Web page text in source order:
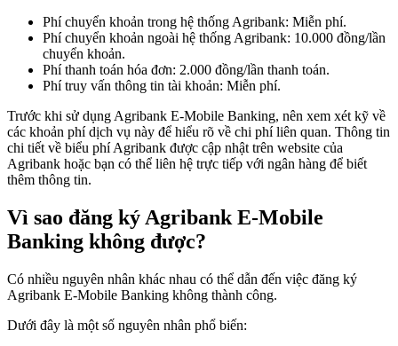
Phí chuyển khoản trong hệ thống Agribank: Miễn phí.
Phí chuyển khoản ngoài hệ thống Agribank: 10.000 đồng/lần
chuyển khoản.
Phí thanh toán hóa đơn: 2.000 đồng/lần thanh toán.
Phí truy vấn thông tin tài khoản: Miễn phí.
Trước khi sử dụng Agribank E-Mobile Banking, nên xem xét kỹ về
các khoản phí dịch vụ này để hiểu rõ về chi phí liên quan. Thông tin
chi tiết về biểu phí Agribank được cập nhật trên website của
Agribank hoặc bạn có thể liên hệ trực tiếp với ngân hàng để biết
thêm thông tin.
Vì sao đăng ký Agribank E-Mobile
Banking không được?
Có nhiều nguyên nhân khác nhau có thể dẫn đến việc đăng ký
Agribank E-Mobile Banking không thành công.
Dưới đây là một số nguyên nhân phổ biến: